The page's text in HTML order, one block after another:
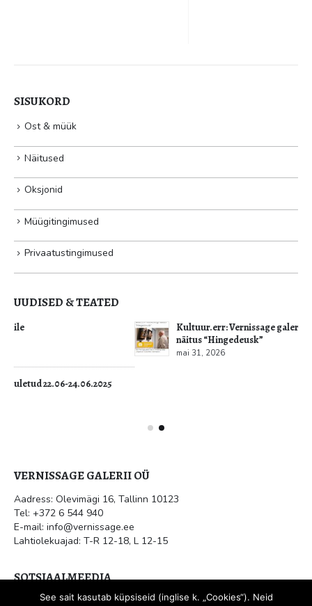
SÜGISOKSJON 2021
SISUKORD
Oksjonid
Privaatustingimused
VERNISSAGE GALERII OÜ
Tel: +372 6 544 940
E-mail: info@vernissage.ee
See sait kasutab küpsiseid (inglise k. „Cookies“). Neid